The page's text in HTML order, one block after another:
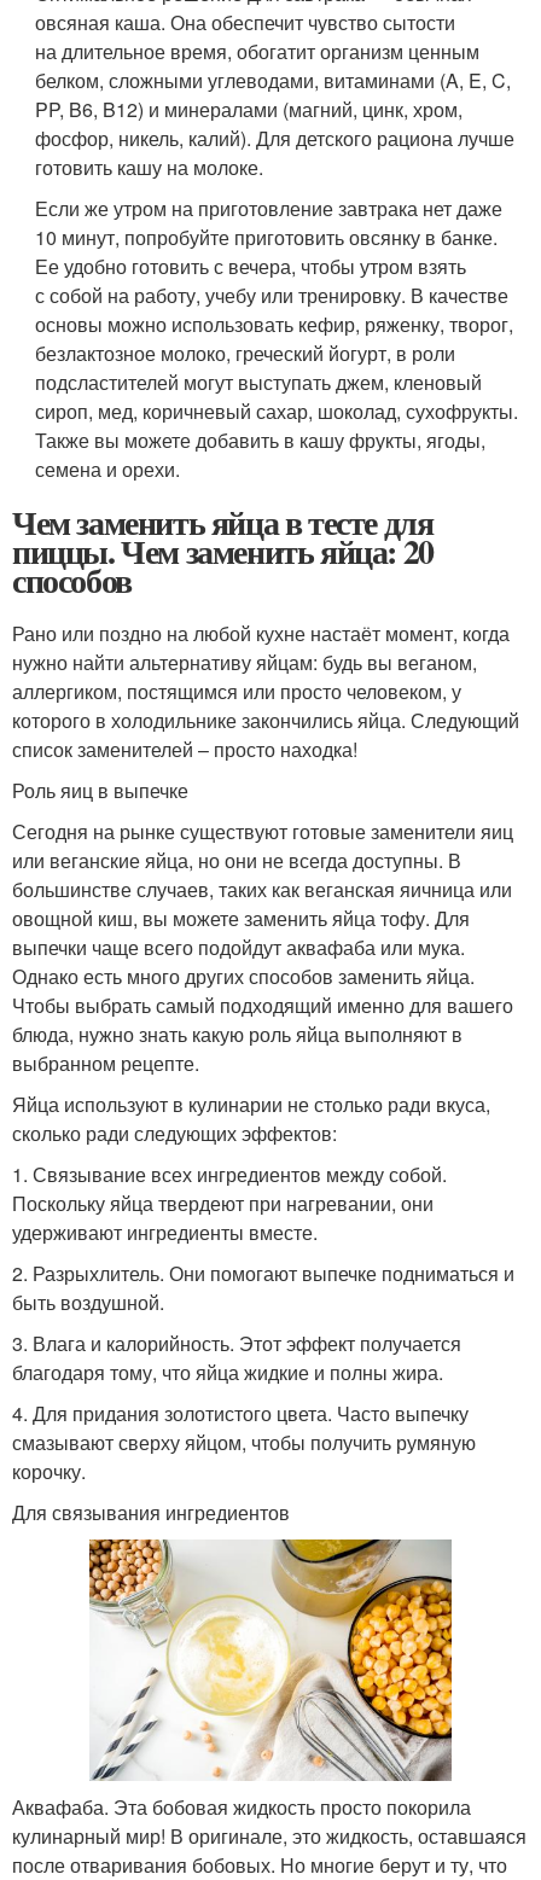
овсяная каша. Она обеспечит чувство сытости
на длительное время, обогатит организм ценным
белком, сложными углеводами, витаминами (A, E, C,
PP, B6, B12) и минералами (магний, цинк, хром,
фосфор, никель, калий). Для детского рациона лучше
готовить кашу на молоке.
Если же утром на приготовление завтрака нет даже
10 минут, попробуйте приготовить овсянку в банке.
Ее удобно готовить с вечера, чтобы утром взять
с собой на работу, учебу или тренировку. В качестве
основы можно использовать кефир, ряженку, творог,
безлактозное молоко, греческий йогурт, в роли
подсластителей могут выступать джем, кленовый
сироп, мед, коричневый сахар, шоколад, сухофрукты.
Также вы можете добавить в кашу фрукты, ягоды,
семена и орехи.
Чем заменить яйца в тесте для
пиццы. Чем заменить яйца: 20
способов
Рано или поздно на любой кухне настаёт момент, когда
нужно найти альтернативу яйцам: будь вы веганом,
аллергиком, постящимся или просто человеком, у
которого в холодильнике закончились яйца. Следующий
список заменителей – просто находка!
Роль яиц в выпечке
Сегодня на рынке существуют готовые заменители яиц
или веганские яйца, но они не всегда доступны. В
большинстве случаев, таких как веганская яичница или
овощной киш, вы можете заменить яйца тофу. Для
выпечки чаще всего подойдут аквафаба или мука.
Однако есть много других способов заменить яйца.
Чтобы выбрать самый подходящий именно для вашего
блюда, нужно знать какую роль яйца выполняют в
выбранном рецепте.
Яйца используют в кулинарии не столько ради вкуса,
сколько ради следующих эффектов:
1. Связывание всех ингредиентов между собой.
Поскольку яйца твердеют при нагревании, они
удерживают ингредиенты вместе.
2. Разрыхлитель. Они помогают выпечке подниматься и
быть воздушной.
3. Влага и калорийность. Этот эффект получается
благодаря тому, что яйца жидкие и полны жира.
4. Для придания золотистого цвета. Часто выпечку
смазывают сверху яйцом, чтобы получить румяную
корочку.
Для связывания ингредиентов
Аквафаба. Эта бобовая жидкость просто покорила
кулинарный мир! В оригинале, это жидкость, оставшаяся
после отваривания бобовых. Но многие берут и ту, что